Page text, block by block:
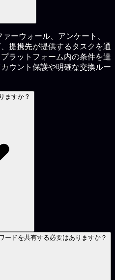
ーウォール、アンケート、
提携先が提供するタスクを通
ラットフォーム内の条件を達
ウント保護や明確な交換ルー
ますか？
ードを共有する必要はありますか？